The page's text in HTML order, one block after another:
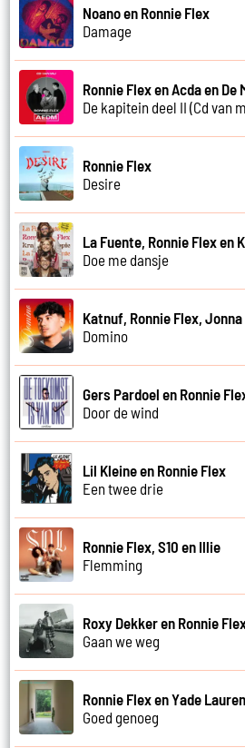
Noano en Ronnie Flex
Damage
Ronnie Flex en Acda en De
De kapitein deel II (Cd van
Ronnie Flex
Desire
La Fuente, Ronnie Flex en
Doe me dansje
Katnuf, Ronnie Flex,
Domino
Gers Pardoel en Ronnie
Door de wind
Lil Kleine en Ronnie Flex
Een twee drie
Ronnie Flex, S10 en Illie
Flemming
Roxy Dekker en Ronnie
Gaan we weg
Ronnie Flex en Yade Lauren
Goed genoeg